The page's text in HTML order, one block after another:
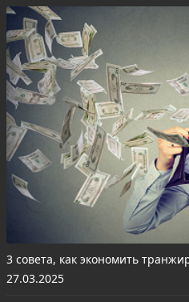
3 совета, как экономить
27.03.2025